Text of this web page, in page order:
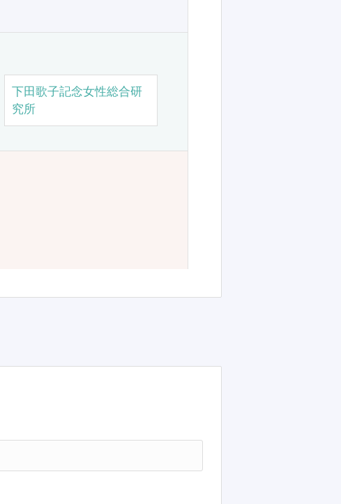
下田歌子記念女性総合研
究所